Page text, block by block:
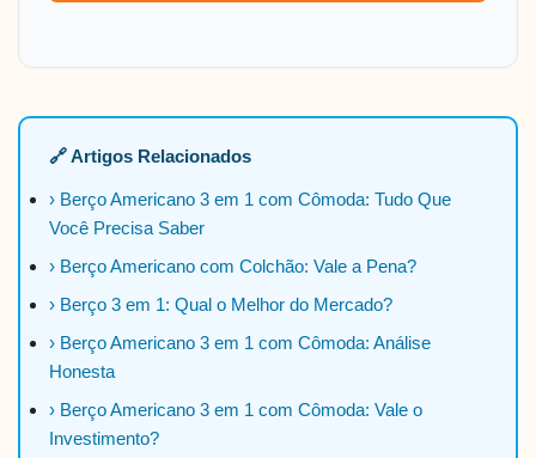
🔗 Artigos Relacionados
› Berço Americano 3 em 1 com Cômoda: Tudo Que
Você Precisa Saber
› Berço Americano com Colchão: Vale a Pena?
› Berço 3 em 1: Qual o Melhor do Mercado?
› Berço Americano 3 em 1 com Cômoda: Análise
Honesta
› Berço Americano 3 em 1 com Cômoda: Vale o
Investimento?